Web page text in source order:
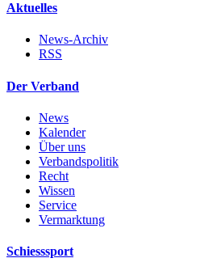
Aktuelles
News-Archiv
RSS
Der Verband
News
Kalender
Über uns
Verbandspolitik
Recht
Wissen
Service
Vermarktung
Schiesssport